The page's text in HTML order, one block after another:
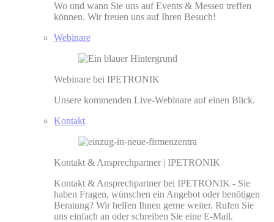
Wo und wann Sie uns auf Events & Messen treffen
können. Wir freuen uns auf Ihren Besuch!
Webinare
Webinare bei IPETRONIK
Unsere kommenden Live-Webinare auf einen Blick.
Kontakt
Kontakt & Ansprechpartner | IPETRONIK
Kontakt & Ansprechpartner bei IPETRONIK - Sie
haben Fragen, wünschen ein Angebot oder benötigen
Beratung? Wir helfen Ihnen gerne weiter. Rufen Sie
uns einfach an oder schreiben Sie eine E-Mail.